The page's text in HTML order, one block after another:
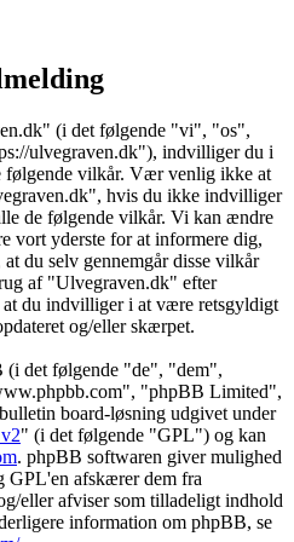
(i det følgende "vi", "os",
ulvegraven.dk"), indvilliger du i
følgende vilkår. Vær venlig ikke at
hvis du ikke indvilliger
de følgende vilkår. Vi kan ændre
vort yderste for at informere dig,
du selv gennemgår disse vilkår
af "Ulvegraven.dk" efter
du indvilliger i at være retsgyldigt
og/eller skærpet.
(i det følgende "de", "dem",
"phpBB Limited",
board-løsning udgivet under
" (i det følgende "GPL") og kan
. phpBB softwaren giver mulighed
GPL'en afskærer dem fra
eller afviser som tilladeligt indhold
information om phpBB, se